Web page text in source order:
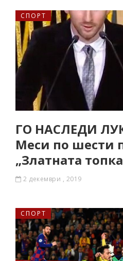
СПОРТ
ГО НАСЛЕДИ
Меси по шести
„Златната
2 декември , 2019
СПОРТ